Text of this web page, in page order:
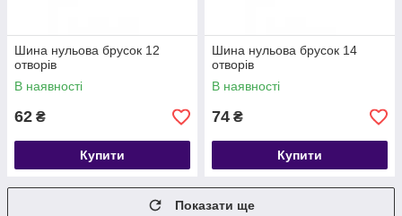
Шина нульова брусок 12
отворів
В наявності
62 ₴
Купити
Шина нульова брусок 14
отворів
В наявності
74 ₴
Купити
Показати ще